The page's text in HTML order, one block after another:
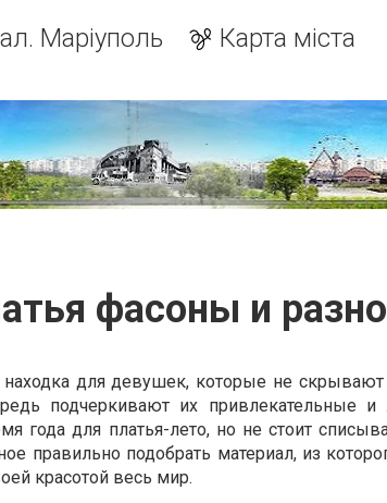
Маріуполь Карта міста
фасоны и
находка для девушек, которые не скрывают
подчеркивают их привлекательные и
года для платья-лето, но не стоит
правильно подобрать материал, из
красотой весь мир.